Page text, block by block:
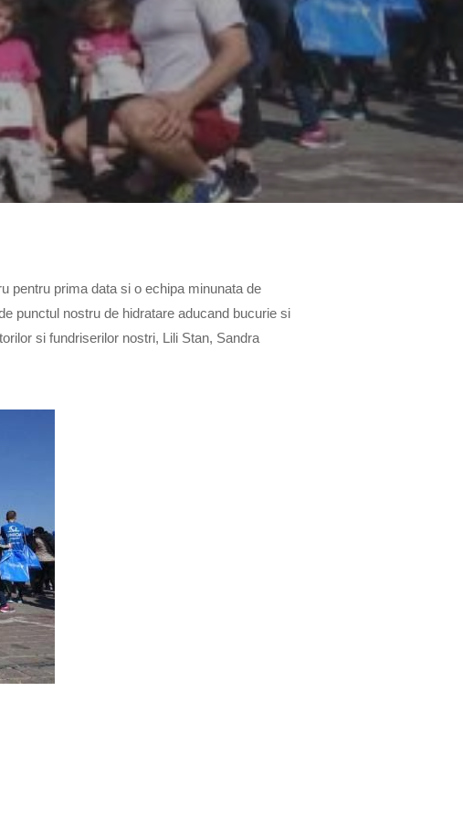
pentru prima data si o echipa minunata de
punctul nostru de hidratare aducand bucurie si
si fundriserilor nostri, Lili Stan, Sandra